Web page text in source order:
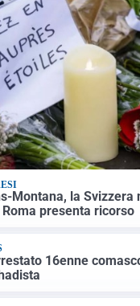
Montana, la Svizzera
presenta ricorso
16enne